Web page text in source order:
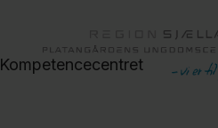
Kompetencecentret